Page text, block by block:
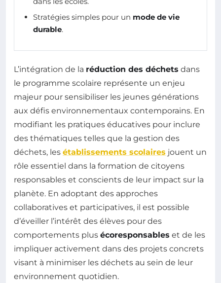
Stratégies simples pour un mode de vie
durable.
L’intégration de la réduction des déchets dans
le programme scolaire représente un enjeu
majeur pour sensibiliser les jeunes générations
aux défis environnementaux contemporains. En
modifiant les pratiques éducatives pour inclure
des thématiques telles que la gestion des
déchets, les établissements scolaires jouent un
rôle essentiel dans la formation de citoyens
responsables et conscients de leur impact sur la
planète. En adoptant des approches
collaboratives et participatives, il est possible
d’éveiller l’intérêt des élèves pour des
comportements plus écoresponsables et de les
impliquer activement dans des projets concrets
visant à minimiser les déchets au sein de leur
environnement quotidien.